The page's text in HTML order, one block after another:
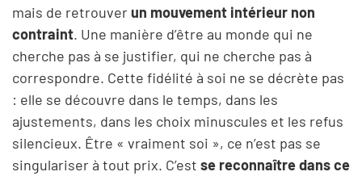
mais de retrouverun mouvement intérieur non
contraint. Une manière d’être au monde qui ne
cherche pas à se justifier, qui ne cherche pas à
correspondre. Cette fidélité à soi ne se décrète pas
: elle se découvre dans le temps, dans les
ajustements, dans les choix minuscules et les refus
silencieux. Être « vraiment soi », ce n’est pas se
singulariser à tout prix. C’est se reconnaître dans ce